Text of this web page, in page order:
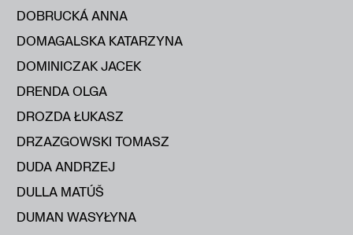
DOBRUCKÁ ANNA
DOMAGALSKA KATARZYNA
DOMINICZAK JACEK
DRENDA OLGA
DROZDA ŁUKASZ
DRZAZGOWSKI TOMASZ
DUDA ANDRZEJ
DULLA MATÚŠ
DUMAN WASYŁYNA